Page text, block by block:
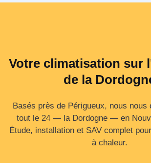
Votre climatisation sur
de la
Basés près de Périgueux, nous nous
tout le 24 — la Dordogne — en
Étude, installation et SAV complet
à chaleur.